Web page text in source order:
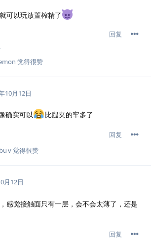
可以玩放置榨精了
回复
觉得很赞
10月12日
确实可以 比腿夹的牢多了
回复
v觉得很赞
月12日
感觉接触面只有一层，会不会太薄了，还是
回复